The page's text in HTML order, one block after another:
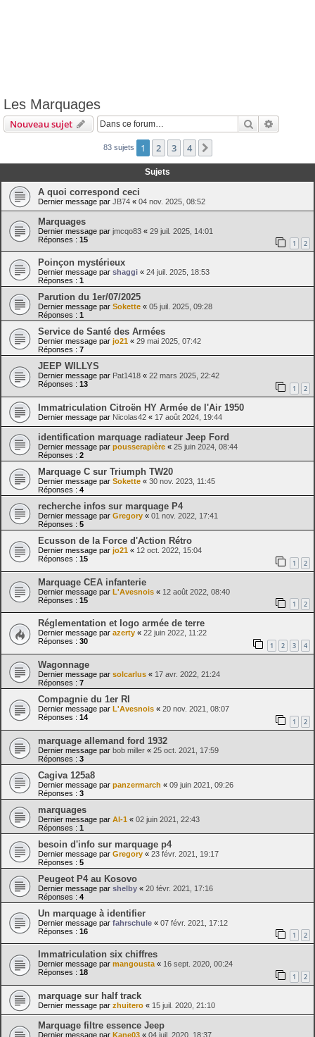
Les Marquages
Nouveau sujet Rechercher
83 sujets 1 2 3 4
Sujets
A quoi correspond ceci
Dernier message par JB74 « 04 nov. 2025, 08:52
Marquages
Dernier message par jmcqo83 « 29 juil. 2025, 14:01
Réponses : 15 1 2
Poinçon mystérieux
Dernier message par shaggi « 24 juil. 2025, 18:53
Réponses : 1
Parution du 1er/07/2025
Dernier message par Sokette « 05 juil. 2025, 09:28
Réponses : 1
Service de Santé des Armées
Dernier message par jo21 « 29 mai 2025, 07:42
Réponses : 7
JEEP WILLYS
Dernier message par Pat1418 « 22 mars 2025, 22:42
Réponses : 13 1 2
Immatriculation Citroën HY Armée de l'Air 1950
Dernier message par Nicolas42 « 17 août 2024, 19:44
identification marquage radiateur Jeep Ford
Dernier message par pousserapière « 25 juin 2024, 08:44
Réponses : 2
Marquage C sur Triumph TW20
Dernier message par Sokette « 30 nov. 2023, 11:45
Réponses : 4
recherche infos sur marquage P4
Dernier message par Gregory « 01 nov. 2022, 17:41
Réponses : 5
Ecusson de la Force d'Action Rétro
Dernier message par jo21 « 12 oct. 2022, 15:04
Réponses : 15 1 2
Marquage CEA infanterie
Dernier message par L'Avesnois « 12 août 2022, 08:40
Réponses : 15 1 2
Réglementation et logo armée de terre
Dernier message par azerty « 22 juin 2022, 11:22
Réponses : 30 1 2 3 4
Wagonnage
Dernier message par solcarlus « 17 avr. 2022, 21:24
Réponses : 7
Compagnie du 1er RI
Dernier message par L'Avesnois « 20 nov. 2021, 08:07
Réponses : 14 1 2
marquage allemand ford 1932
Dernier message par bob miller « 25 oct. 2021, 17:59
Réponses : 3
Cagiva 125a8
Dernier message par panzermarch « 09 juin 2021, 09:26
Réponses : 3
marquages
Dernier message par Al-1 « 02 juin 2021, 22:43
Réponses : 1
besoin d'info sur marquage p4
Dernier message par Gregory « 23 févr. 2021, 19:17
Réponses : 5
Peugeot P4 au Kosovo
Dernier message par shelby « 20 févr. 2021, 17:16
Réponses : 4
Un marquage à identifier
Dernier message par fahrschule « 07 févr. 2021, 17:12
Réponses : 16 1 2
Immatriculation six chiffres
Dernier message par mangousta « 16 sept. 2020, 00:24
Réponses : 18 1 2
marquage sur half track
Dernier message par zhuitero « 15 juil. 2020, 21:10
Marquage filtre essence Jeep
Dernier message par Kane03 « 04 juil. 2020, 18:37